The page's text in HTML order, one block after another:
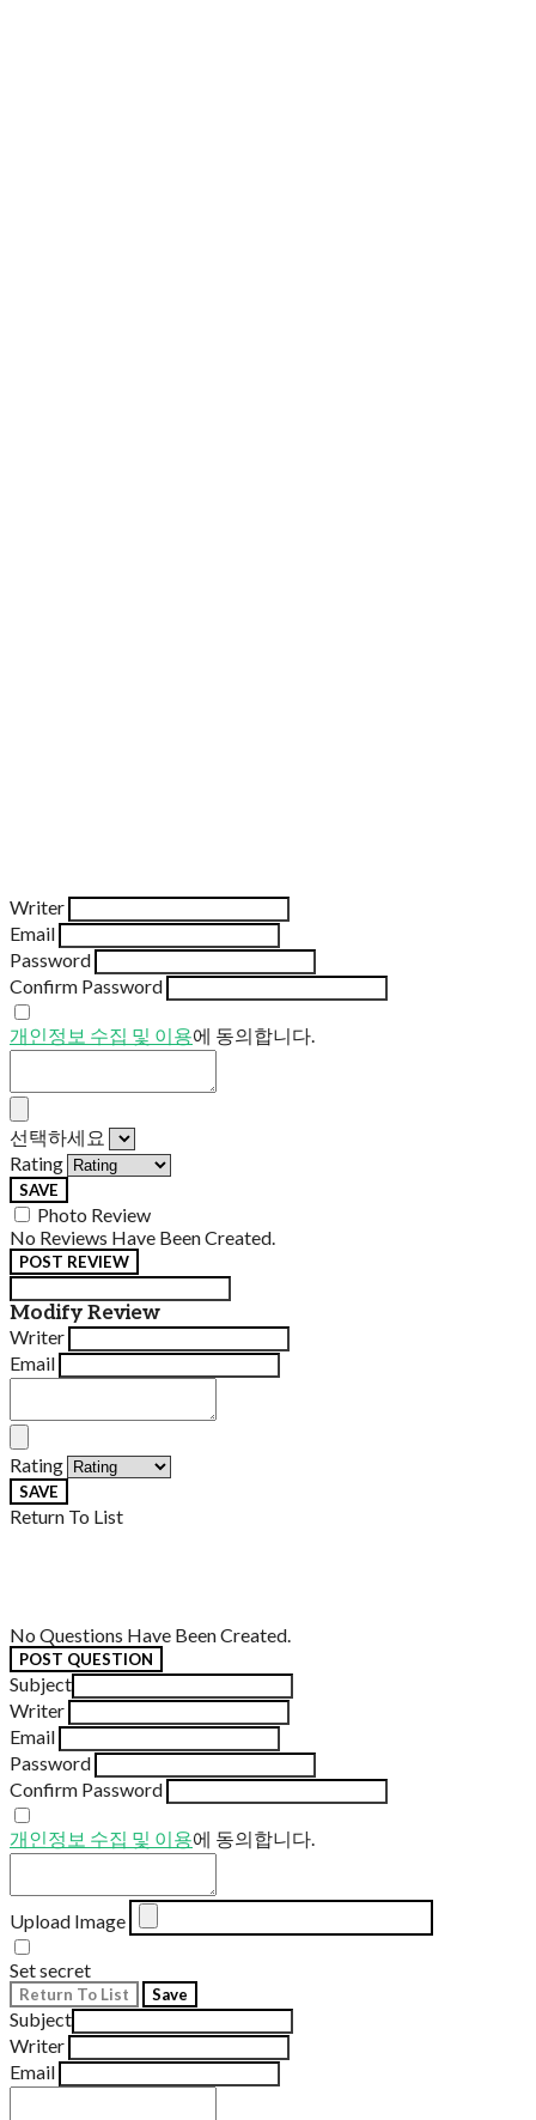
Writer
Email
Password
Confirm Password
개인정보 수집 및 이용에 동의합니다.
선택하세요
Rating
SAVE
Photo Review
No Reviews Have Been Created.
POST REVIEW
Modify Review
Writer
Email
Rating
SAVE
Return To List
No Questions Have Been Created.
POST QUESTION
Subject
Writer
Email
Password
Confirm Password
개인정보 수집 및 이용에 동의합니다.
Upload Image
Set secret
Return To List Save
Subject
Writer
Email